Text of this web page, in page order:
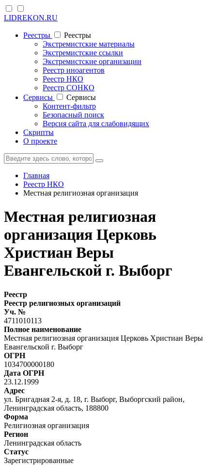
LIDREKON.RU
Реестры
Реестры
Экстремистские материалы
Экстремистские ссылки
Экстремистские организации
Реестр иноагентов
Реестр НКО
Реестр СОНКО
Cервисы
Cервисы
Контент-фильтр
Безопасный поиск
Версия сайта для слабовидящих
Скрипты
О проекте
Главная
Реестр НКО
Местная религиозная организация
Местная религиозная
организация Церковь
Христиан Веры
Евангельской г. Выборг
Реестр
Реестр религиозных организаций
Уч. №
4711010113
Полное наименование
Местная религиозная организация Церковь Христиан Веры
Евангельской г. Выборг
ОГРН
1034700000180
Дата ОГРН
23.12.1999
Адрес
ул. Бригадная 2-я, д. 18, г. Выборг, Выборгский район,
Ленинградская область, 188800
Форма
Религиозная организация
Регион
Ленинградская область
Статус
Зарегистрированные